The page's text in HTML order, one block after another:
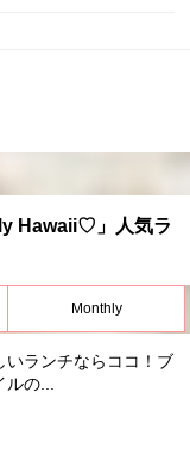
Hawaii♡」人気ラ
Monthly
いランチならココ！ブ
の...